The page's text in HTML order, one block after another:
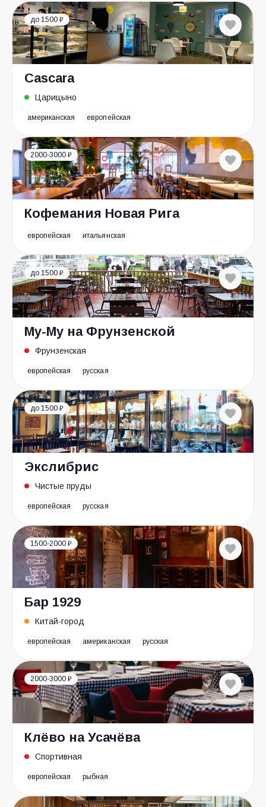
до 1500 ₽
Cascara
Царицыно
американская европейская
2000-3000 ₽
Кофемания Новая Рига
европейская итальянская
до 1500 ₽
Му-Му на Фрунзенской
Фрунзенская
европейская русская
до 1500 ₽
Экслибрис
Чистые пруды
европейская русская
1500-2000 ₽
Бар 1929
Китай-город
европейская американская русская
2000-3000 ₽
Клёво на Усачёва
Спортивная
европейская рыбная